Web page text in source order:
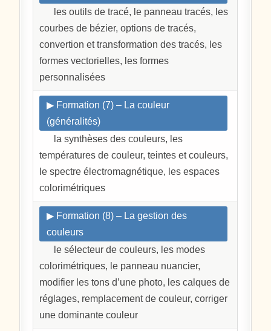
les outils de tracé, le panneau tracés, les
courbes de bézier, options de tracés,
convertion et transformation des tracés, les
formes vectorielles, les formes
personnalisées
▶ Formation (7) – La couleur
(généralités)
la synthèses des couleurs, les
températures de couleur, teintes et couleurs,
le spectre électromagnétique, les espaces
colorimétriques
▶ Formation (8) – La gestion des
couleurs
le sélecteur de couleurs, les modes
colorimétriques, le panneau nuancier,
modifier les tons d’une photo, les calques de
réglages, remplacement de couleur, corriger
une dominante couleur